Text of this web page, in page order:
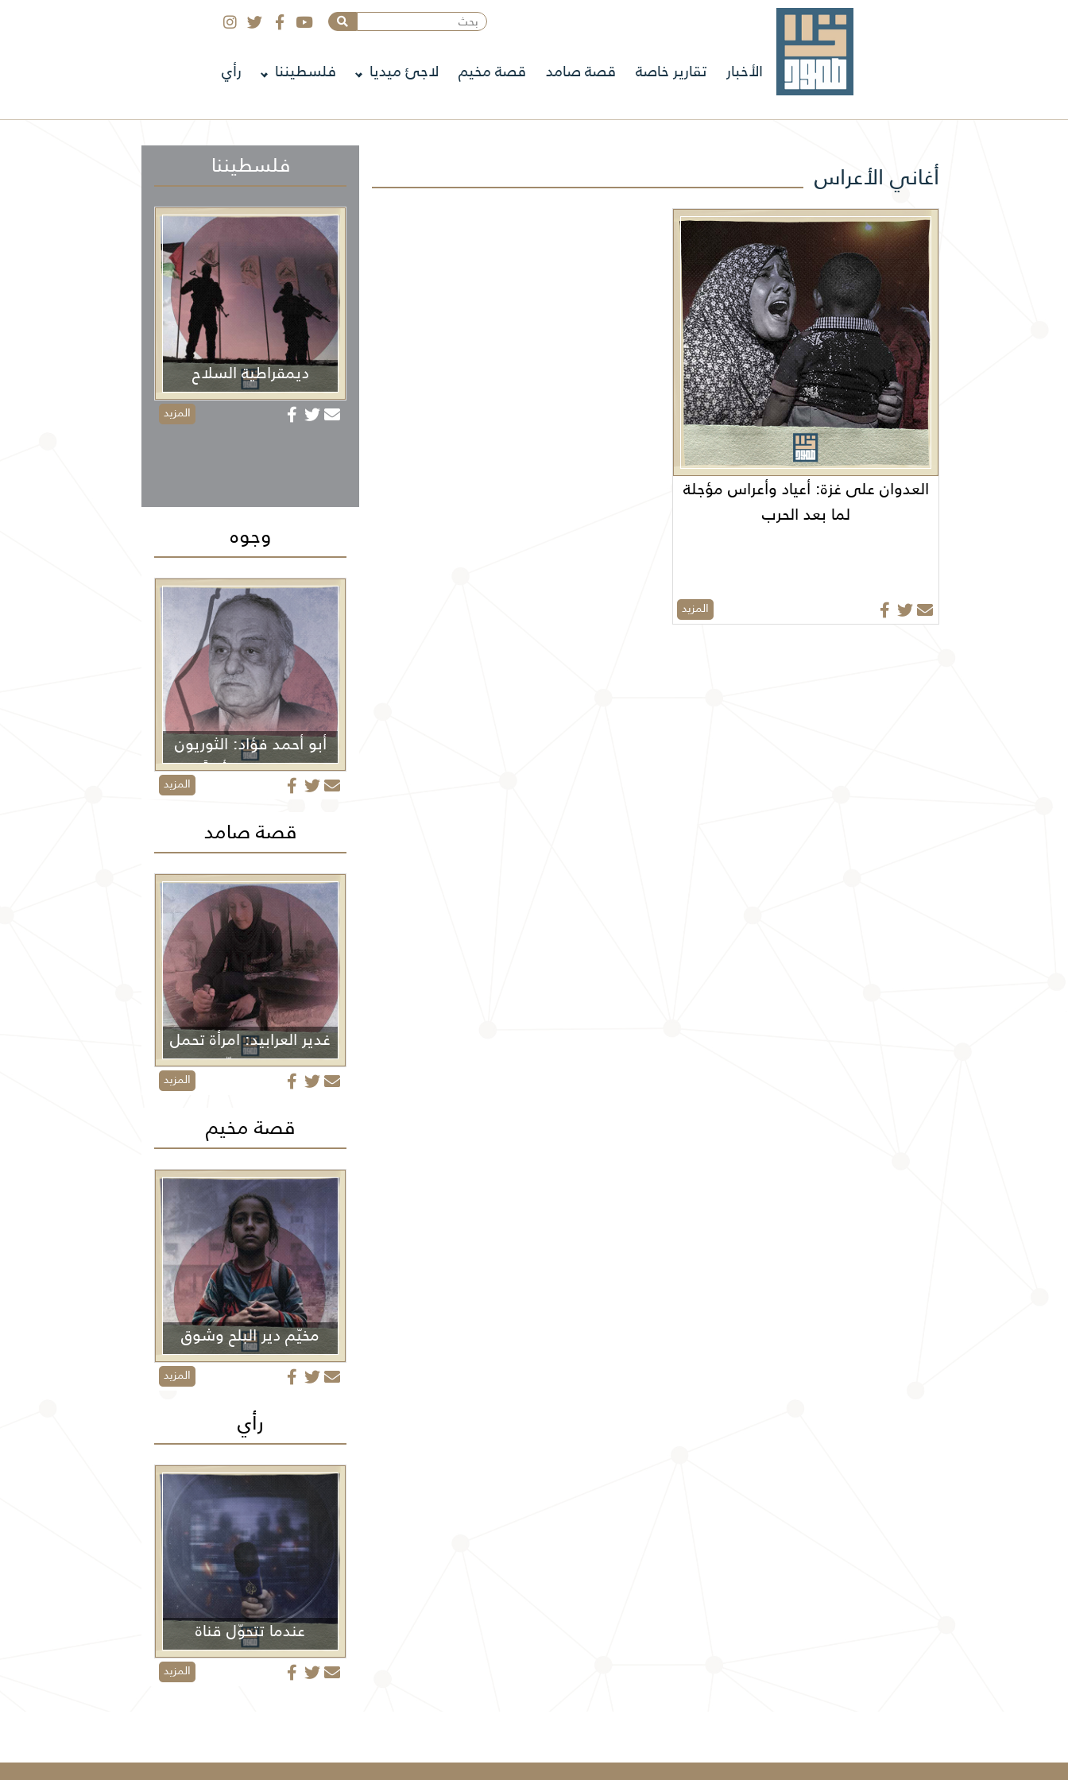
الأخبار تقارير خاصة قصة صامد قصة مخيم لاجئ ميديا فلسطيننا رأي
أغاني الأعراس
العدوان على غزة: أعياد وأعراس مؤجلة
لما بعد الحرب
المزيد
فلسطيننا
ديمقراطية السلاح
المزيد
وجوه
أبو أحمد فؤاد: الثوريون
لا يموتون أبداً
المزيد
قصة صامد
غدير العرابيد: امرأة تحمل
غزة في كفّيها
المزيد
قصة مخيم
مخيّم دير البلح وشوق
الأولاد
المزيد
رأي
عندما تتحوّل قناة
الجزيرة من منبر إعلامي إلى منصة دعائية
المزيد